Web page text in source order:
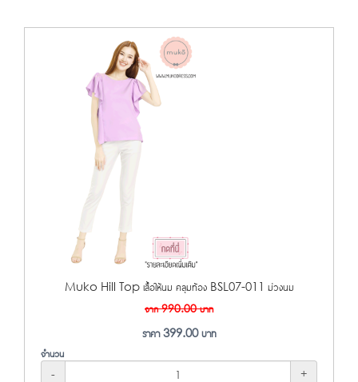
Muko Hill Top เสื้อให้นม คลุมท้อง BSL07-011 ม่วงนม
จาก990.00บาท
ราคา399.00บาท
จำนวน
-
+